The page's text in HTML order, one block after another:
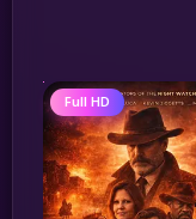
Full HD